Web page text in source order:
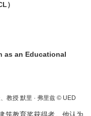
）
as an Educational
教授 默里 · 弗里兹 © UED